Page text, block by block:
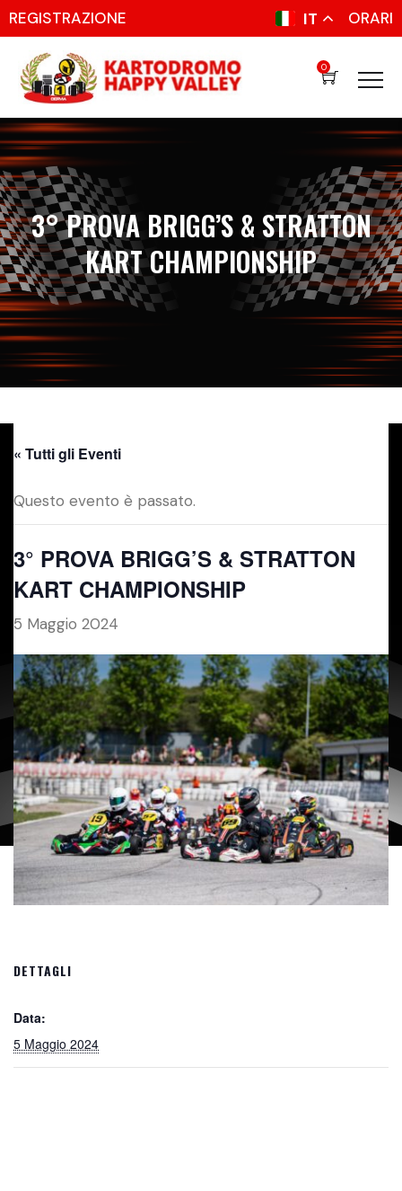
REGISTRAZIONE IT ORARI
0
3° PROVA BRIGG’S & STRATTON
KART CHAMPIONSHIP
« Tutti gli Eventi
Questo evento è passato.
3° PROVA BRIGG’S & STRATTON
KART CHAMPIONSHIP
5 Maggio 2024
DETTAGLI
Data:
5 Maggio 2024